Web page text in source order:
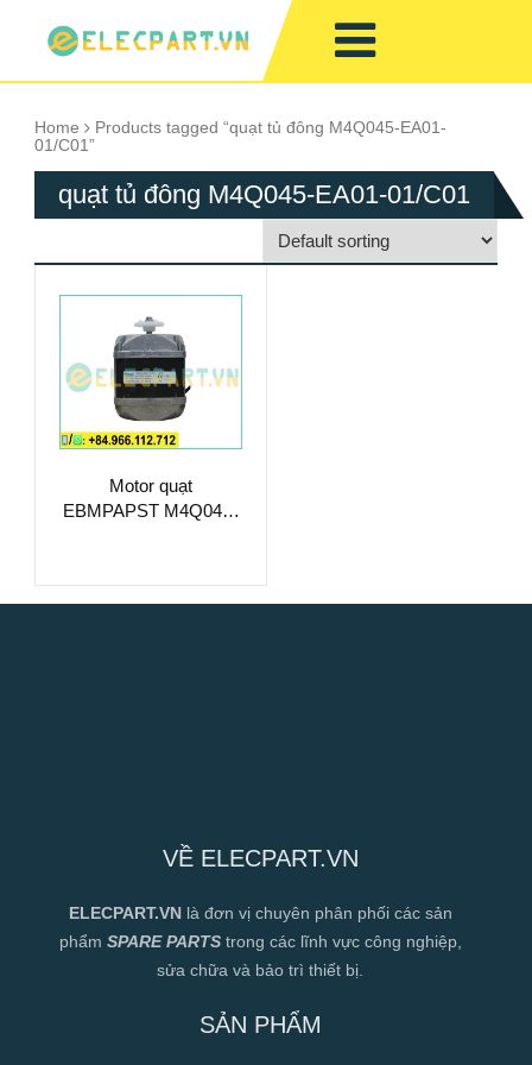
Home
Products tagged “quạt tủ đông M4Q045-EA01-
01/C01”
quạt tủ đông M4Q045-EA01-01/C01
Motor quạt
EBMPAPST M4Q045-
VỀ ELECPART.VN
ELECPART.VN là đơn vị chuyên phân phối các sản
phẩm SPARE PARTStrong các lĩnh vực công nghiệp,
sửa chữa và bảo trì thiết bị.
SẢN PHẨM